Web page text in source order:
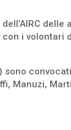
i
Manuzi,